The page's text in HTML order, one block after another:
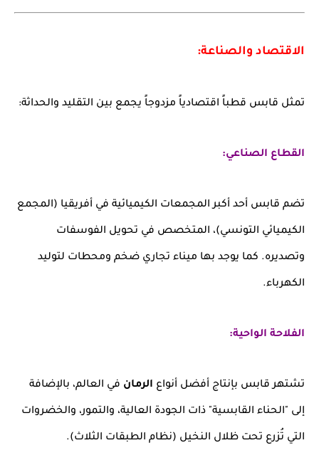
الاقتصاد والصناعة:
تمثل قابس قطباً اقتصادياً مزدوجاً يجمع بين التقليد والحداثة:
القطاع الصناعي:
تضم قابس أحد أكبر المجمعات الكيميائية في أفريقيا (المجمع
الكيميائي التونسي)، المتخصص في تحويل الفوسفات
وتصديره. كما يوجد بها ميناء تجاري ضخم ومحطات لتوليد
الكهرباء.
الفلاحة الواحية:
تشتهر قابس بإنتاج أفضل أنواع الرمان في العالم، بالإضافة
إلى "الحناء القابسية" ذات الجودة العالية، والتمور، والخضروات
التي تُزرع تحت ظلال النخيل (نظام الطبقات الثلاث).